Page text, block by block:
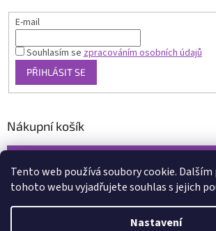
Tento web používá soubory cookie.
tohoto webu vyjadřujete souhlas s jejich
Nastavení
E-mail
Souhlasím sezpracováním osobních údajů
PŘIHLÁSIT SE
Nákupní košík
Vytvořil Shoptet